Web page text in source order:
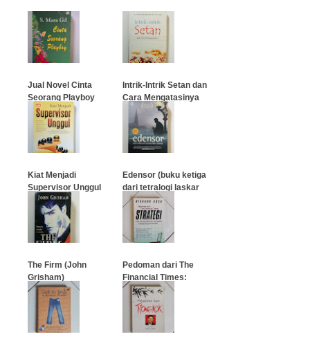
Jual Novel Cinta
Seorang Playboy
Intrik-Intrik Setan dan
Cara Mengatasinya
…
Kiat Menjadi
Supervisor Unggul
Edensor (buku ketiga
dari tetralogi laskar
pelangi)
The Firm (John
Grisham)
Pedoman dari The
Financial Times:
Strategi